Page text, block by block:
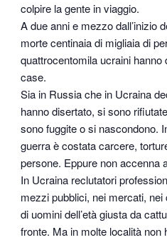
colpire la gente in viaggio.
A due anni e mezzo dall’inizio
morte centinaia di migliaia di
quattrocentomila ucraini
case.
Sia in Russia che in Ucraina
hanno disertato, si sono
sono fuggite o si nascondono.
guerra è costata carcere,
persone. Eppure non accenna
In Ucraina reclutatori
mezzi pubblici, nei mercati,
di uomini dell’età giusta da
fronte. Ma in molte località non